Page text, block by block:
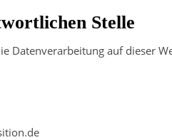
Stelle
Datenverarbeitung auf dieser